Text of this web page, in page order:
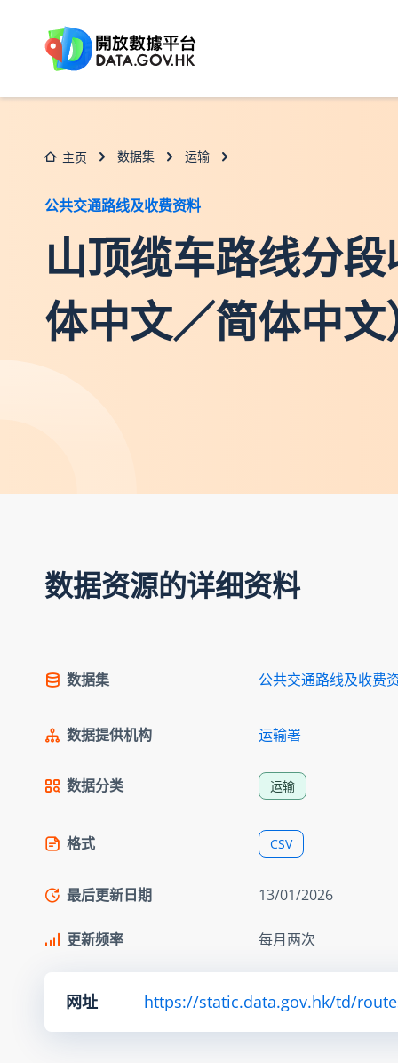
主页 数据集 运输
公共交通路线及收费资料
山顶缆车路线分
体中文／简体中文
数据资源的详细资料
数据集 公共交通路线及收费
数据提供机构 运输署
数据分类 运输
格式 CSV
最后更新日期 13/01/2026
更新频率 每月两次
网址 https://static.data.gov.hk/td/